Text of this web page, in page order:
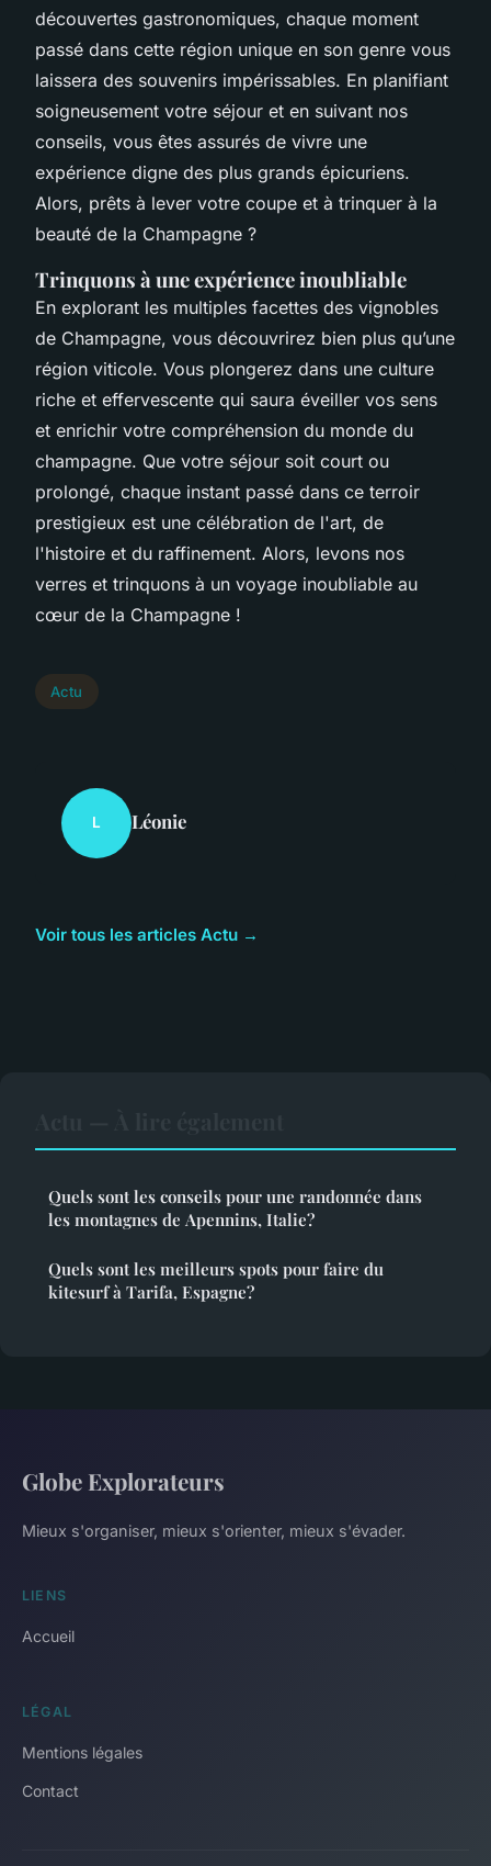
découvertes gastronomiques, chaque moment
passé dans cette région unique en son genre vous
laissera des souvenirs impérissables. En planifiant
soigneusement votre séjour et en suivant nos
conseils, vous êtes assurés de vivre une
expérience digne des plus grands épicuriens.
Alors, prêts à lever votre coupe et à trinquer à la
beauté de la Champagne ?
Trinquons à une expérience inoubliable
En explorant les multiples facettes des vignobles
de Champagne, vous découvrirez bien plus qu’une
région viticole. Vous plongerez dans une culture
riche et effervescente qui saura éveiller vos sens
et enrichir votre compréhension du monde du
champagne. Que votre séjour soit court ou
prolongé, chaque instant passé dans ce terroir
prestigieux est une célébration de l'art, de
l'histoire et du raffinement. Alors, levons nos
verres et trinquons à un voyage inoubliable au
cœur de la Champagne !
Actu
L Léonie
Voir tous les articles Actu →
Quels sont les conseils pour une randonnée dans
les montagnes de Apennins, Italie?
Quels sont les meilleurs spots pour faire du
kitesurf à Tarifa, Espagne?
Globe Explorateurs
Mieux s'organiser, mieux s'orienter, mieux s'évader.
LIENS
Accueil
LÉGAL
Mentions légales
Contact